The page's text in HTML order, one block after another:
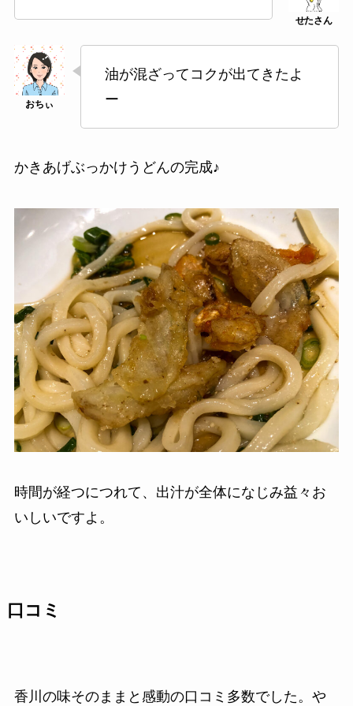
油が混ざってコクが出てきたよ
ー
かきあげぶっかけうどんの完成♪
時間が経つにつれて、出汁が全体になじみ益々お
いしいですよ。
口コミ
香川の味そのままと感動の口コミ多数でした。や